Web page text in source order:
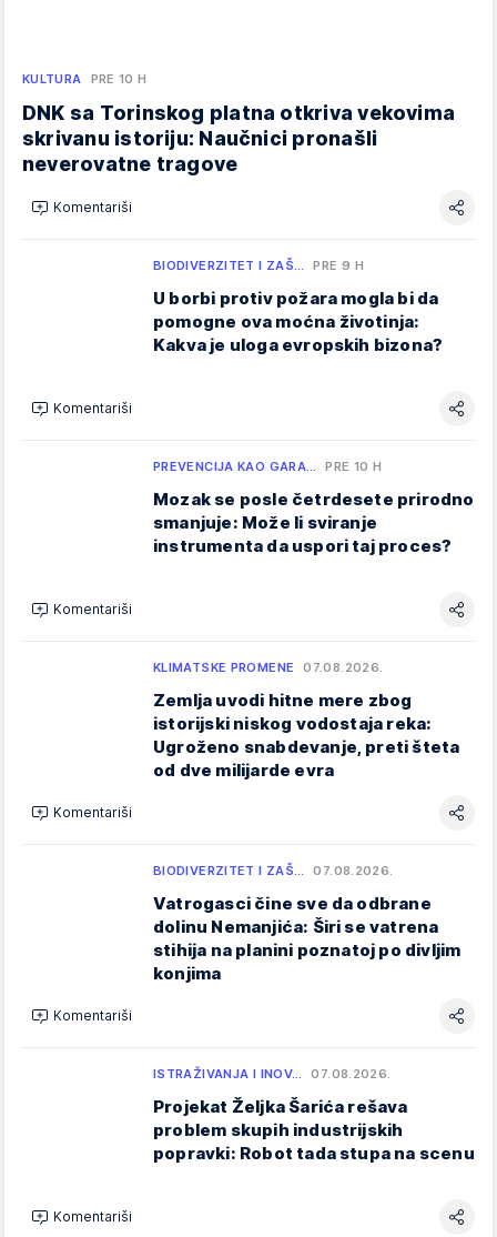
KULTURA PRE 10 H
DNK sa Torinskog platna otkriva vekovima
skrivanu istoriju: Naučnici pronašli
neverovatne tragove
Komentariši
BIODIVERZITET I ZAŠ… PRE 9 H
U borbi protiv požara mogla bi da
pomogne ova moćna životinja:
Kakva je uloga evropskih bizona?
Komentariši
PREVENCIJA KAO GARA… PRE 10 H
Mozak se posle četrdesete prirodno
smanjuje: Može li sviranje
instrumenta da uspori taj proces?
Komentariši
KLIMATSKE PROMENE 07.08.2026.
Zemlja uvodi hitne mere zbog
istorijski niskog vodostaja reka:
Ugroženo snabdevanje, preti šteta
od dve milijarde evra
Komentariši
BIODIVERZITET I ZAŠ… 07.08.2026.
Vatrogasci čine sve da odbrane
dolinu Nemanjića: Širi se vatrena
stihija na planini poznatoj po divljim
konjima
Komentariši
ISTRAŽIVANJA I INOV… 07.08.2026.
Projekat Željka Šarića rešava
problem skupih industrijskih
popravki: Robot tada stupa na scenu
Komentariši